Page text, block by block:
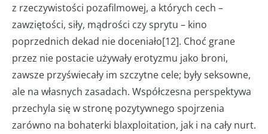
z rzeczywistości pozafilmowej, a których cech –
zawziętości, siły, mądrości czy sprytu – kino
poprzednich dekad nie doceniało[12]. Choć grane
przez nie postacie używały erotyzmu jako broni,
zawsze przyświecały im szczytne cele; były seksowne,
ale na własnych zasadach. Współczesna perspektywa
przechyla się w stronę pozytywnego spojrzenia
zarówno na bohaterki blaxploitation, jak i na cały nurt.